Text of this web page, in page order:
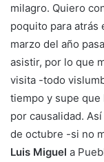
milagro. Quiero
poquito para atrás
marzo del año
asistir, por lo que
visita -todo
tiempo y supe que
por causalidad.
de octubre -si no
Luis Miguel a